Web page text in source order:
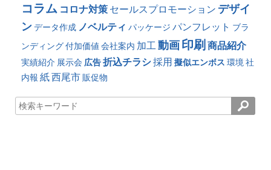
コラム コロナ対策 セールスプロモーション デザイ
ンデータ作成 ノベルティ パッケージ パンフレット ブラ
ンディング付加価値 会社案内 加工 動画印刷 商品紹介
実績紹介 展示会 広告折込チラシ採用 擬似エンボス 環境 社
内報 紙西尾市販促物